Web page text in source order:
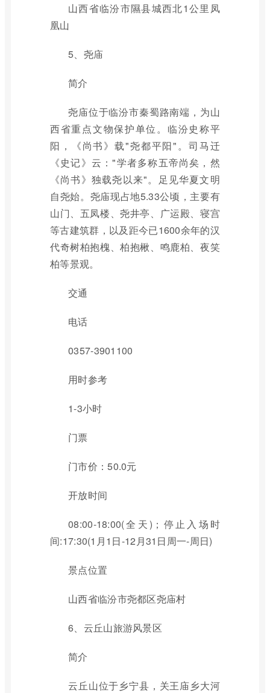
山西省临汾市隰县城西北1公里凤
凰山
5、尧庙
简介
尧庙位于临汾市秦蜀路南端，为山
西省重点文物保护单位。临汾史称平
阳，《尚书》载"尧都平阳"。司马迁
《史记》云："学者多称五帝尚矣，然
《尚书》独载尧以来"。足见华夏文明
自尧始。尧庙现占地5.33公顷，主要有
山门、五凤楼、尧井亭、广运殿、寝宫
等古建筑群，以及距今已1600余年的汉
代奇树柏抱槐、柏抱楸、鸣鹿柏、夜笑
柏等景观。
交通
电话
0357-3901100
用时参考
1-3小时
门票
门市价：50.0元
开放时间
08:00-18:00(全天)；停止入场时
间:17:30(1月1日-12月31日周一-周日)
景点位置
山西省临汾市尧都区尧庙村
6、云丘山旅游风景区
简介
云丘山位于乡宁县，关王庙乡大河